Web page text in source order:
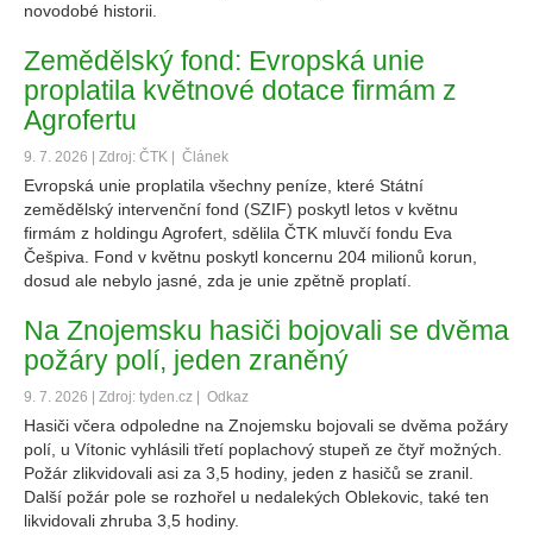
novodobé historii.
Zemědělský fond: Evropská unie
proplatila květnové dotace firmám z
Agrofertu
9. 7. 2026 | Zdroj: ČTK | Článek
Evropská unie proplatila všechny peníze, které Státní
zemědělský intervenční fond (SZIF) poskytl letos v květnu
firmám z holdingu Agrofert, sdělila ČTK mluvčí fondu Eva
Češpiva. Fond v květnu poskytl koncernu 204 milionů korun,
dosud ale nebylo jasné, zda je unie zpětně proplatí.
Na Znojemsku hasiči bojovali se dvěma
požáry polí, jeden zraněný
9. 7. 2026 | Zdroj: tyden.cz | Odkaz
Hasiči včera odpoledne na Znojemsku bojovali se dvěma požáry
polí, u Vítonic vyhlásili třetí poplachový stupeň ze čtyř možných.
Požár zlikvidovali asi za 3,5 hodiny, jeden z hasičů se zranil.
Další požár pole se rozhořel u nedalekých Oblekovic, také ten
likvidovali zhruba 3,5 hodiny.